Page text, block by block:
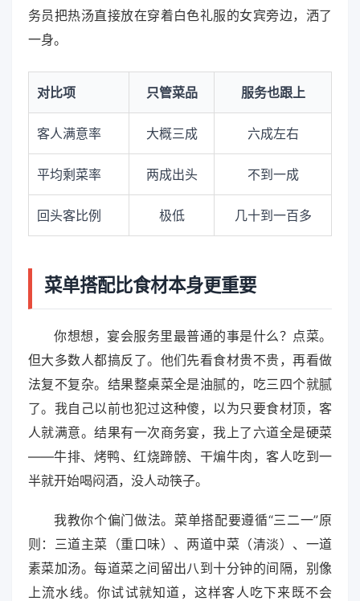
务员把热汤直接放在穿着白色礼服的女宾旁边，洒了
一身。
对比项 只管菜品 服务也跟上
客人满意率 大概三成 六成左右
平均剩菜率 两成出头 不到一成
回头客比例 极低 几十到一百多
菜单搭配比食材本身更重要
你想想，宴会服务里最普通的事是什么？点菜。
但大多数人都搞反了。他们先看食材贵不贵，再看做
法复不复杂。结果整桌菜全是油腻的，吃三四个就腻
了。我自己以前也犯过这种傻，以为只要食材顶，客
人就满意。结果有一次商务宴，我上了六道全是硬菜
——牛排、烤鸭、红烧蹄髈、干煸牛肉，客人吃到一
半就开始喝闷酒，没人动筷子。
我教你个偏门做法。菜单搭配要遵循“三二一”原
则：三道主菜（重口味）、两道中菜（清淡）、一道
素菜加汤。每道菜之间留出八到十分钟的间隔，别像
上流水线。你试试就知道，这样客人吃下来既不会